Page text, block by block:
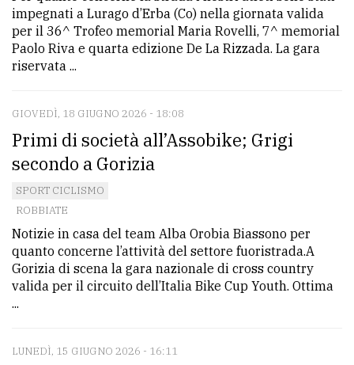
Privacy
policy
policy
impegnati a Lurago d’Erba (Co) nella giornata valida
per il 36^ Trofeo memorial Maria Rovelli, 7^ memorial
Paolo Riva e quarta edizione De La Rizzada. La gara
riservata ...
GIOVEDÌ, 18 GIUGNO 2026 - 18:08
Primi di società all’Assobike; Grigi
secondo a Gorizia
SPORT CICLISMO
ROBBIATE
Notizie in casa del team Alba Orobia Biassono per
quanto concerne l’attività del settore fuoristrada.A
Gorizia di scena la gara nazionale di cross country
valida per il circuito dell’Italia Bike Cup Youth. Ottima
...
LUNEDÌ, 15 GIUGNO 2026 - 16:11